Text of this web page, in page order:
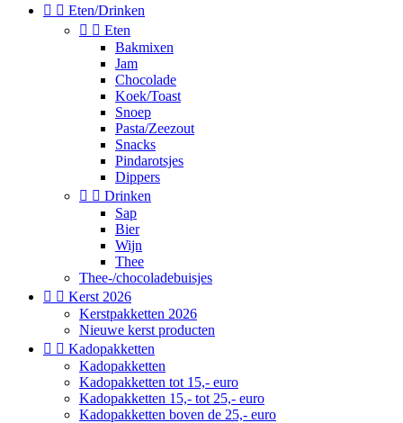
  Eten/Drinken
  Eten
Bakmixen
Jam
Chocolade
Koek/Toast
Snoep
Pasta/Zeezout
Snacks
Pindarotsjes
Dippers
  Drinken
Sap
Bier
Wijn
Thee
Thee-/chocoladebuisjes
  Kerst 2026
Kerstpakketten 2026
Nieuwe kerst producten
  Kadopakketten
Kadopakketten
Kadopakketten tot 15,- euro
Kadopakketten 15,- tot 25,- euro
Kadopakketten boven de 25,- euro